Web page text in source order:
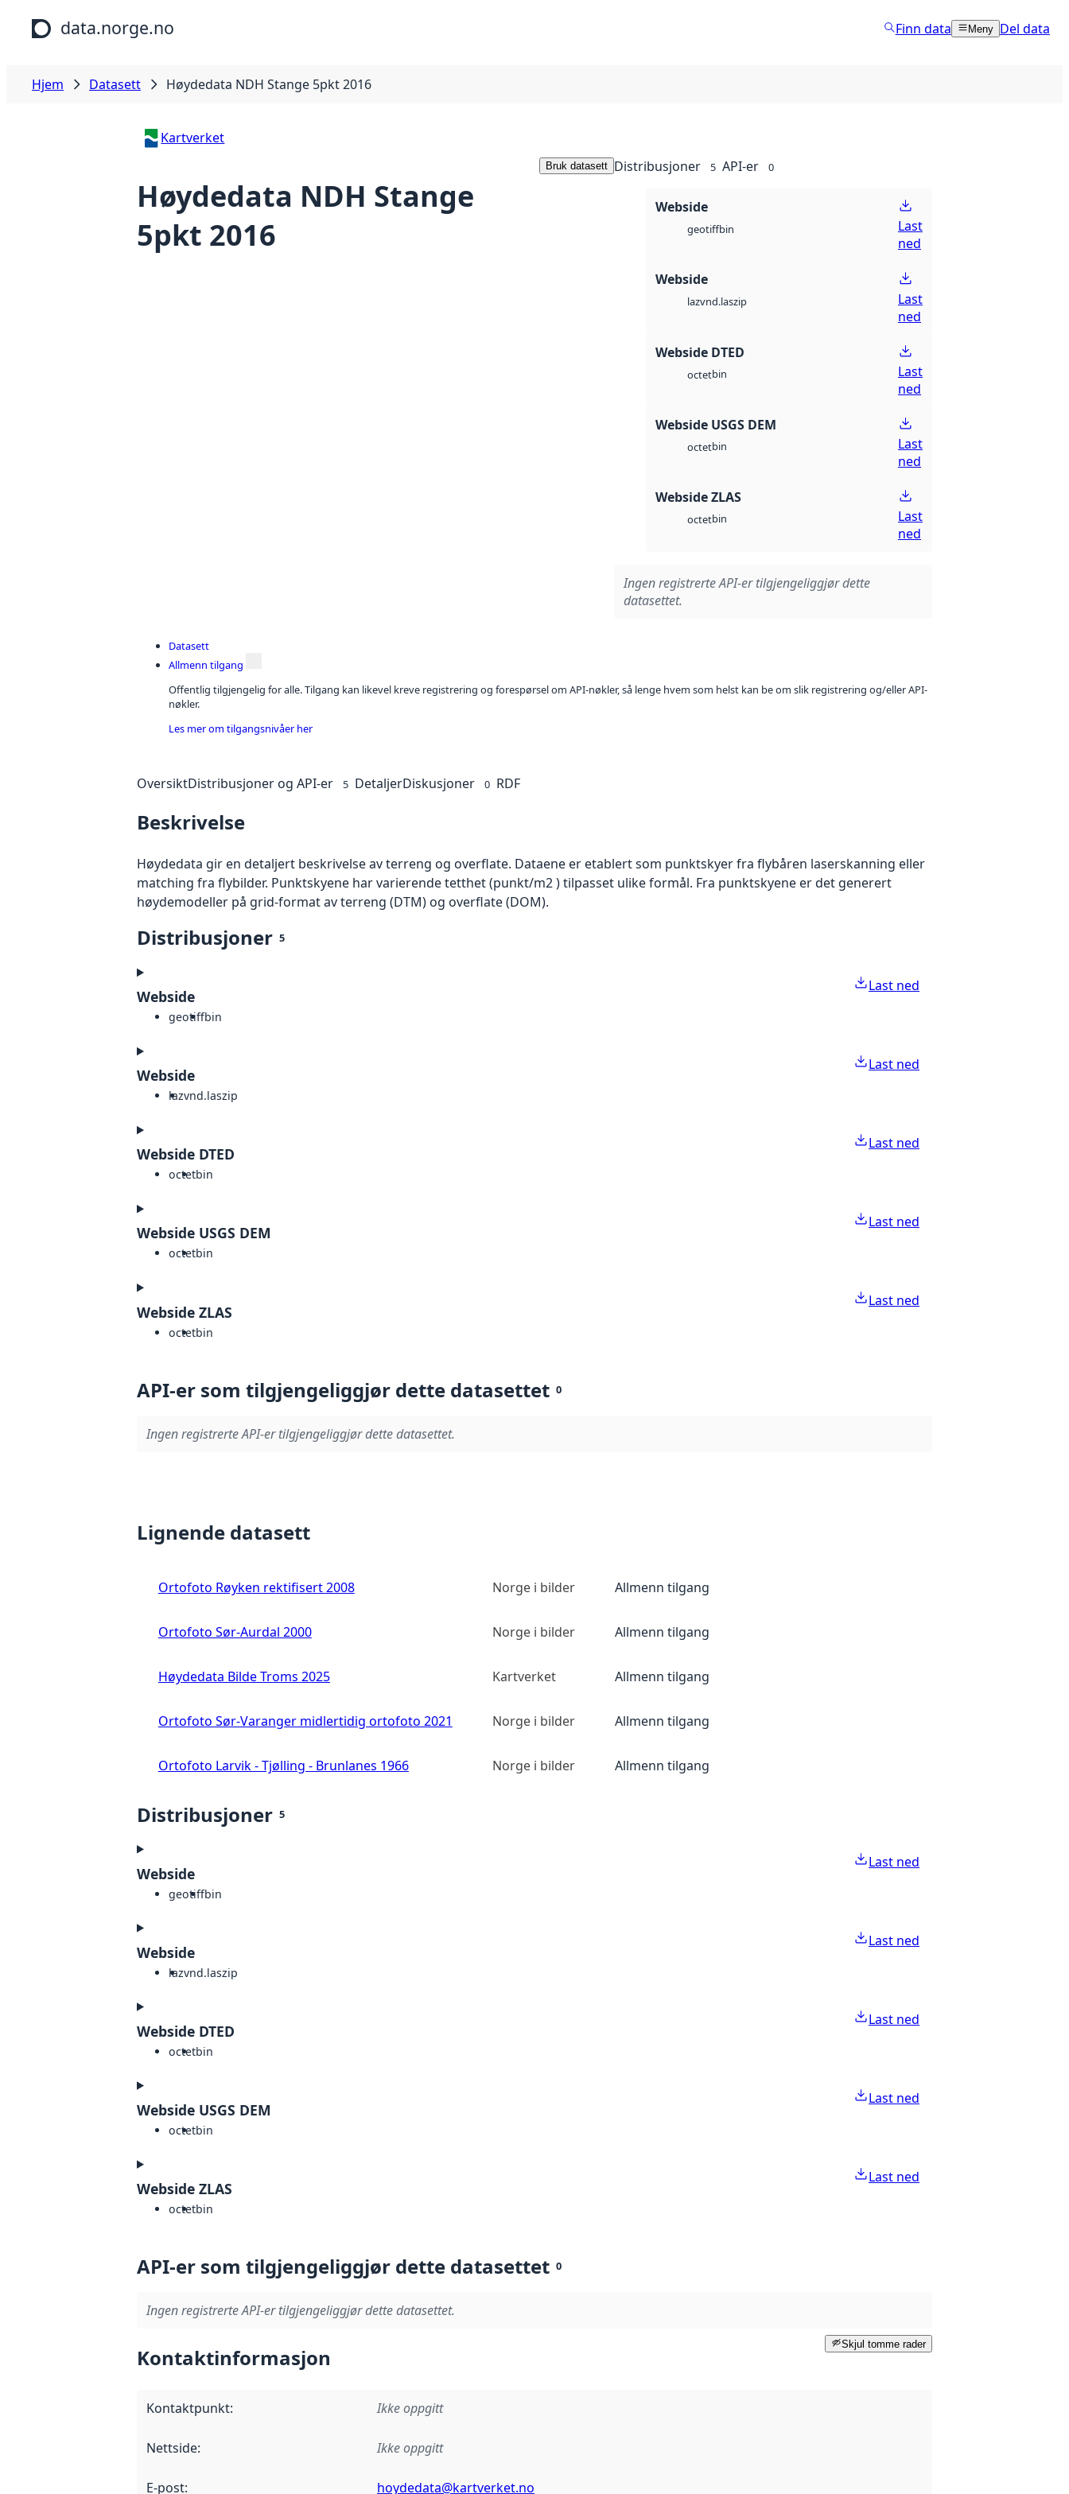
Hopp til hovedinnhold
data.norge.no Finn data Meny Del data
Hjem Datasett Høydedata NDH Stange 5pkt 2016
Kartverket
Høydedata NDH Stange
5pkt 2016
Bruk datasett Distribusjoner 5 API-er 0
Webside
geotiffbin
Last
ned
Webside
lazvnd.laszip
Last
ned
Webside DTED
octetbin
Last
ned
Webside USGS DEM
octetbin
Last
ned
Webside ZLAS
octetbin
Last
ned
Ingen registrerte API-er tilgjengeliggjør dette
datasettet.
Datasett
Allmenn tilgang
Offentlig tilgjengelig for alle. Tilgang kan likevel kreve registrering og forespørsel om API-nøkler, så lenge hvem som helst kan be om slik registrering og/eller API-
nøkler.
Les mer om tilgangsnivåer her
OversiktDistribusjoner og API-er 5 DetaljerDiskusjoner 0 RDF
Beskrivelse
Høydedata gir en detaljert beskrivelse av terreng og overflate. Dataene er etablert som punktskyer fra flybåren laserskanning eller
matching fra flybilder. Punktskyene har varierende tetthet (punkt/m2 ) tilpasset ulike formål. Fra punktskyene er det generert
høydemodeller på grid-format av terreng (DTM) og overflate (DOM).
Distribusjoner 5
Webside
geotiffbin
Last ned
Webside
lazvnd.laszip
Last ned
Webside DTED
octetbin
Last ned
Webside USGS DEM
octetbin
Last ned
Webside ZLAS
octetbin
Last ned
API-er som tilgjengeliggjør dette datasettet 0
Ingen registrerte API-er tilgjengeliggjør dette datasettet.
Lignende datasett
Ortofoto Røyken rektifisert 2008 Norge i bilder Allmenn tilgang
Ortofoto Sør-Aurdal 2000 Norge i bilder Allmenn tilgang
Høydedata Bilde Troms 2025 Kartverket Allmenn tilgang
Ortofoto Sør-Varanger midlertidig ortofoto 2021 Norge i bilder Allmenn tilgang
Ortofoto Larvik - Tjølling - Brunlanes 1966 Norge i bilder Allmenn tilgang
Distribusjoner 5
Webside
geotiffbin
Last ned
Webside
lazvnd.laszip
Last ned
Webside DTED
octetbin
Last ned
Webside USGS DEM
octetbin
Last ned
Webside ZLAS
octetbin
Last ned
API-er som tilgjengeliggjør dette datasettet 0
Ingen registrerte API-er tilgjengeliggjør dette datasettet.
Skjul tomme rader
Kontaktinformasjon
Kontaktpunkt: Ikke oppgitt
Nettside: Ikke oppgitt
E-post: hoydedata@kartverket.no